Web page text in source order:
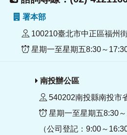
署本部
100210臺北市中正區福州
星期一至星期五8:30～
南投辦公區
540202南投縣南投市
星期一至星期五8:30
（公司登記：9:00～